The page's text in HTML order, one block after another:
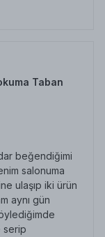
Taban
beğendiğimi
salonuma
ulaşıp iki ürün
aynı gün
serip